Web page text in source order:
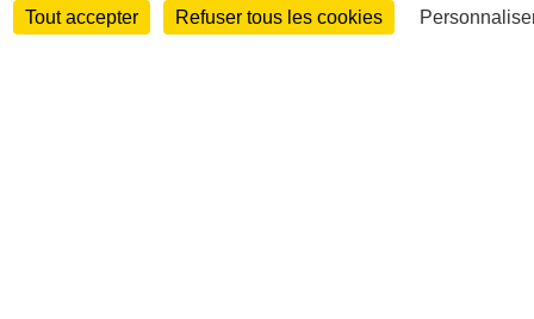
International
Tout accepter
Refuser tous les cookies